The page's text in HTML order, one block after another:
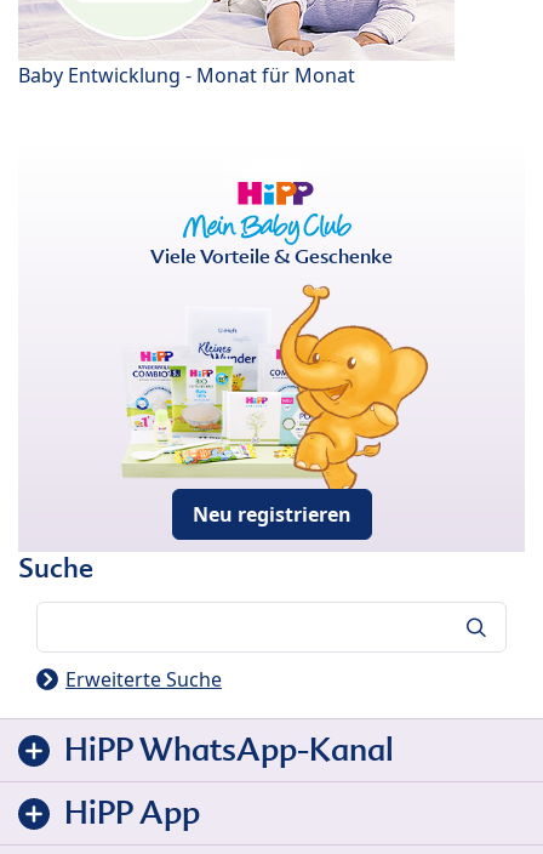
Baby Entwicklung - Monat für Monat
Viele Vorteile & Geschenke
Neu registrieren
Suche
Erweiterte Suche
HiPP WhatsApp-Kanal
HiPP App